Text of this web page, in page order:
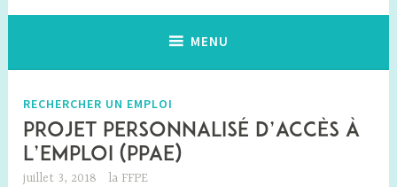
MENU
RECHERCHER UN EMPLOI
Projet personnalisé d’accès à
l’emploi (PPAE)
juillet 3, 2018 la FFPE